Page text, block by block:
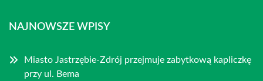
NAJNOWSZE WPISY
Miasto Jastrzębie-Zdrój przejmuje zabytkową kapliczkę
przy ul. Bema